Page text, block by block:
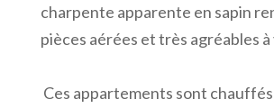
charpente apparente en sapin
pièces aérées et très agréables à
Ces appartements sont chauffés